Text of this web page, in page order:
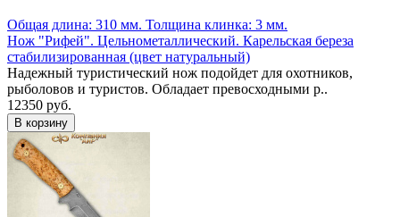
Общая длина: 310 мм. Толщина клинка: 3 мм.
Нож "Рифей". Цельнометаллический. Карельская береза
стабилизированная (цвет натуральный)
Надежный туристический нож подойдет для охотников,
рыболовов и туристов. Обладает превосходными р..
12350 руб.